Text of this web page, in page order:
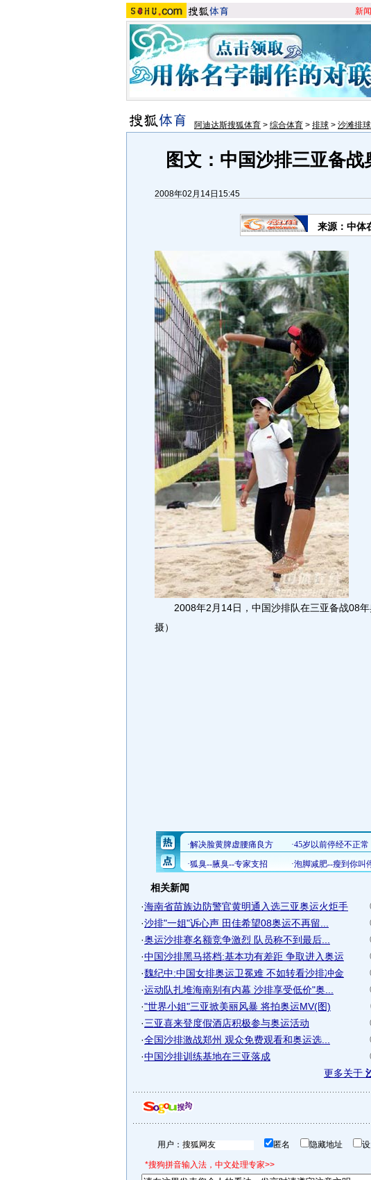
新闻
阿迪达斯搜狐体育 > 综合体育 > 排球 > 沙滩排
图文：中国沙排三亚备
2008年02月14日15:45
来源：中体
2008年2月14日，中国沙排队在三亚备战08年
摄）
相关新闻
·海南省苗族边防警官黄明通入选三亚奥运火炬手
·沙排"一姐"诉心声 田佳希望08奥运不再留...
·奥运沙排赛名额竞争激烈 队员称不到最后...
·中国沙排黑马搭档:基本功有差距 争取进入奥运
·魏纪中:中国女排奥运卫冕难 不如转看沙排冲金
·运动队扎堆海南别有内幕 沙排享受低价"奥...
·"世界小姐"三亚掀美丽风暴 将拍奥运MV(图)
·三亚喜来登度假酒店积极参与奥运活动
·全国沙排激战郑州 观众免费观看和奥运选...
·中国沙排训练基地在三亚落成
更多关于
用户： 匿名 隐藏地址
*搜狗拼音输入法，中文处理专家>>